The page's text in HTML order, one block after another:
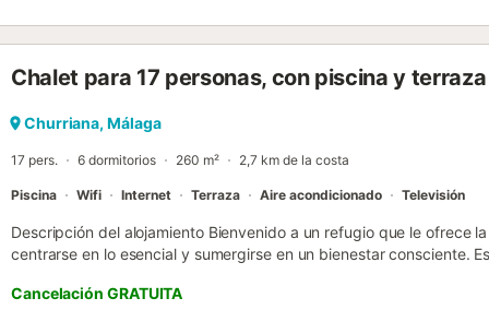
naturaleza, playa y ciudad: descanso y aventura. Esta finca
tenis compartidas con esas dos casas. La casa está pensada para
cocina totalmente equipada y abierta al salón crea un espacio
Chalet para 17 personas, con piscina y terraza
Churriana, Málaga
17 pers. 6 dormitorios 260 m² 2,7 km de la costa
Piscina Wifi Internet Terraza Aire acondicionado Televisión
Descripción del alojamiento Bienvenido a un refugio que le ofrece
centrarse en lo esencial y sumergirse en un bienestar consciente.
de yoga, descansos espirituales o simplemente para aquellos que
Cancelación GRATUITA